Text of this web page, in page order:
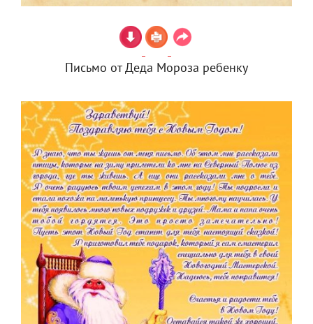
Письмо от Деда Мороза ребенку